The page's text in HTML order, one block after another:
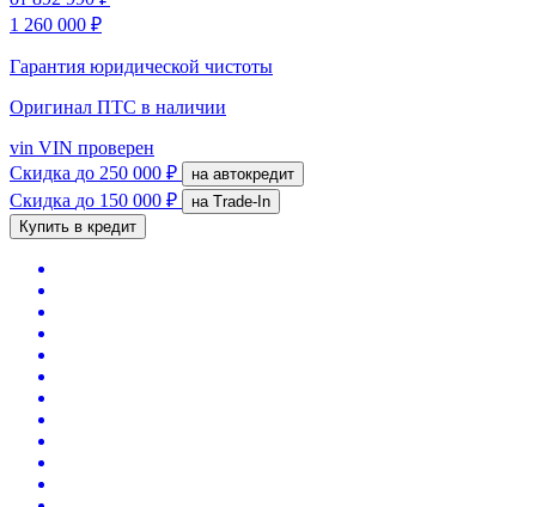
1 260 000 ₽
Гарантия юридической чистоты
Оригинал ПТС в наличии
vin VIN проверен
Скидка до 250 000 ₽ на автокредит
Скидка до 150 000 ₽
на Trade-In
Купить в кредит